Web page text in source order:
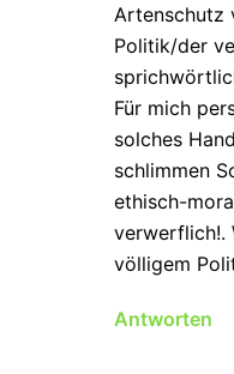
Artenschutz
Politik/der
Für mich
solches
schlimmen
ethisch-
verwerflich!.
völligem
Antworten